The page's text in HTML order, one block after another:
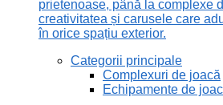
prietenoase, până la complexe
creativitatea și carusele care
în orice spațiu exterior.
Categorii principale
Complexuri de joacă
Echipamente de